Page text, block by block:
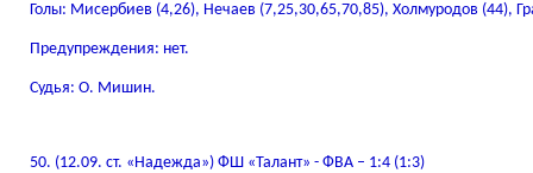
Голы: Мисербиев (4,26), Нечаев (7,25,30,65,70,85), Холмуродов (44),
Предупреждения: нет.
Судья: О. Мишин.
50. (12.09. ст. «Надежда») ФШ «Талант» - ФВА – 1:4 (1:3)